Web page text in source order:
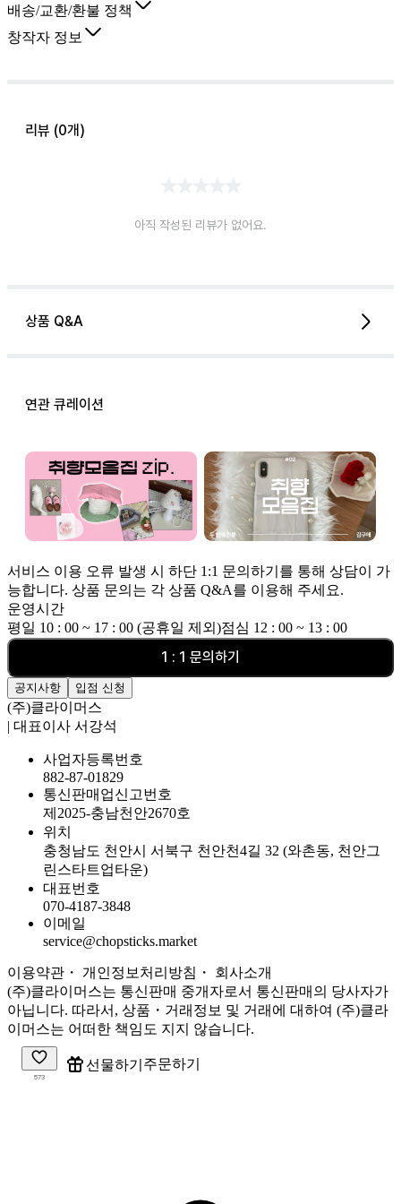
배송/교환/환불 정책
창작자 정보
리뷰 (0개)
아직 작성된 리뷰가 없어요.
상품 Q&A
연관 큐레이션
서비스 이용 오류 발생 시 하단 1:1 문의하기를 통해 상담이 가
능합니다. 상품 문의는 각 상품 Q&A를 이용해 주세요.
운영시간
평일 10 : 00 ~ 17 : 00 (공휴일 제외)점심 12 : 00 ~ 13 : 00
1 : 1 문의하기
공지사항 입점 신청
(주)클라이머스
| 대표이사 서강석
사업자등록번호
882-87-01829
통신판매업신고번호
제2025-충남천안2670호
위치
충청남도 천안시 서북구 천안천4길 32 (와촌동, 천안그
린스타트업타운)
대표번호
070-4187-3848
이메일
service@chopsticks.market
이용약관 ・ 개인정보처리방침 ・ 회사소개
(주)클라이머스는 통신판매 중개자로서 통신판매의 당사자가
아닙니다. 따라서, 상품・거래정보 및 거래에 대하여 (주)클라
이머스는 어떠한 책임도 지지 않습니다.
573
선물하기 주문하기